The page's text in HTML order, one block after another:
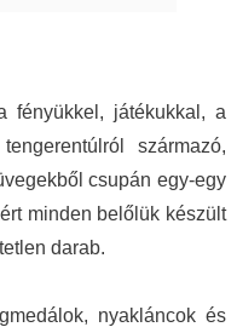
a „waooo
tudja miről
kívánok, neked
laza stílust,
te leszel a
ebben egészen
biztos vagyok.
fényükkel, játékukkal, a
származó,
csupán egy-egy
minden belőlük készült
darab.
nyakláncok és